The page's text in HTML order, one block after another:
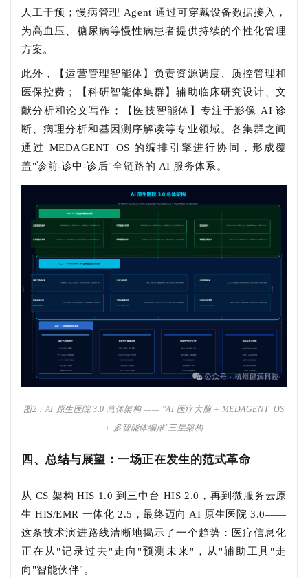
人工干预；慢病管理 Agent 通过可穿戴设备数据接入，
为高血压、糖尿病等慢性病患者提供持续的个性化管理
方案。
此外，【运营管理智能体】负责资源调度、质控管理和
医保控费；【科研智能体集群】辅助临床研究设计、文
献分析和论文写作；【医技智能体】专注于影像 AI 诊
断、病理分析和基因测序解读等专业领域。各集群之间
通过 MEDAGENT_OS 的编排引擎进行协同，形成覆
盖"诊前-诊中-诊后"全链路的 AI 服务体系。
图2：AI 原生医院 3.0 总体架构 —— "AI 医疗大脑 + MEDAGENT_OS
+ 多智能体编排"三层架构
四、总结与展望：一场正在发生的范式革命
从 CS 架构 HIS 1.0 到三中台 HIS 2.0，再到微服务云原
生 HIS/EMR 一体化 2.5，最终迈向 AI 原生医院 3.0——
这条技术演进路线清晰地揭示了一个趋势：医疗信息化
正在从"记录过去"走向"预测未来"，从"辅助工具"走
向"智能伙伴"。